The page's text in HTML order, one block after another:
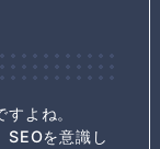
よね。
SEOを意識し